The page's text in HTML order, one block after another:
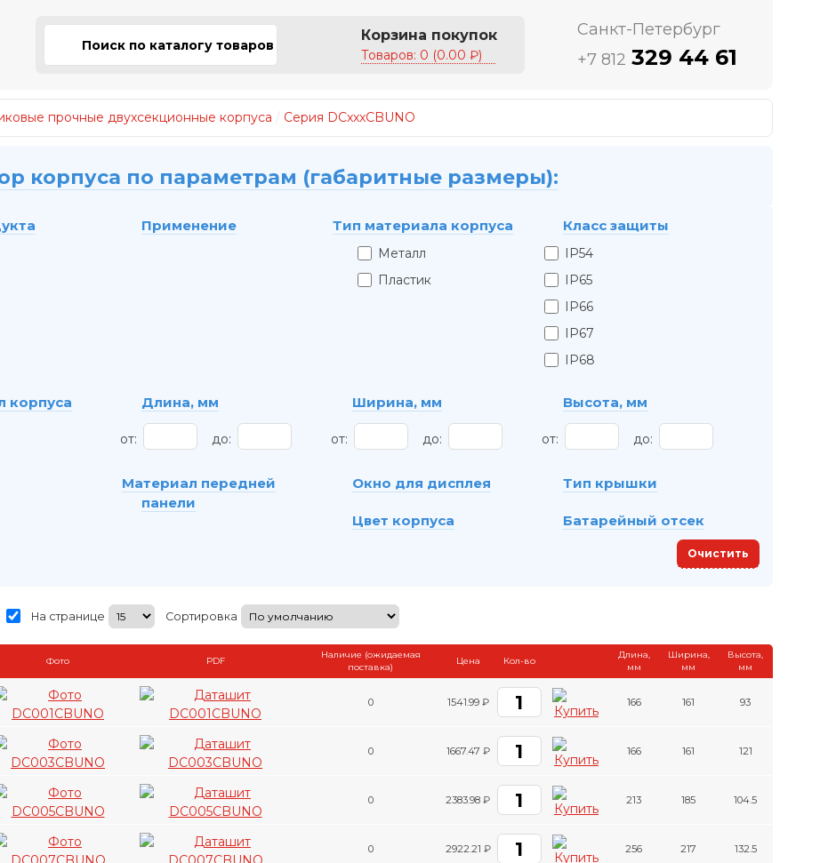
Корзина покупок
Товаров: 0 (0.00 ₽)
Санкт-Петербург
+7 812 329 44 61
прочные двухсекционные корпуса Серия DCxxxCBUNO
корпуса по параметрам (габаритные размеры):
Применение Тип материала корпуса
Металл
Пластик
Класс защиты
IP54
IP65
IP66
IP67
IP68
корпуса Длина, мм
от: до:
Ширина, мм
от: до:
Высота, мм
от: до:
Материал передней
панели
Окно для дисплея Тип крышки
Цвет корпуса Батарейный отсек
Очистить
На странице Сортировка
Фото PDF
Наличие (ожидаемая
поставка)
Цена Кол-во
Длина,
мм
Ширина,
мм
Высота,
мм
0 1541.99 ₽ 166 161 93
0 1667.47 ₽ 166 161 121
0 2383.98 ₽ 213 185 104.5
0 2922.21 ₽ 256 217 132.5